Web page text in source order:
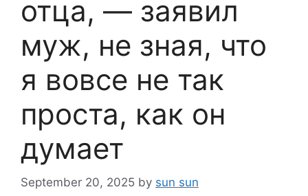
отца, — заявил
муж, не зная, что
я вовсе не так
проста, как он
думает
September 20, 2025 by sun sun